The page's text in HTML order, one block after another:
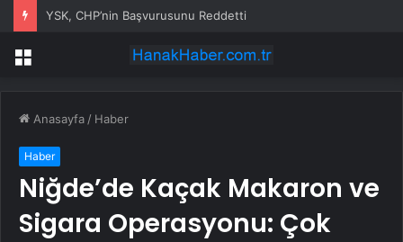
YSK, CHP’nin Başvurusunu Reddetti
Menü
Anasayfa / Haber
Haber
Niğde’de Kaçak Makaron ve
Sigara Operasyonu: Çok